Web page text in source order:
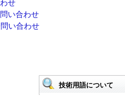
技術用語について